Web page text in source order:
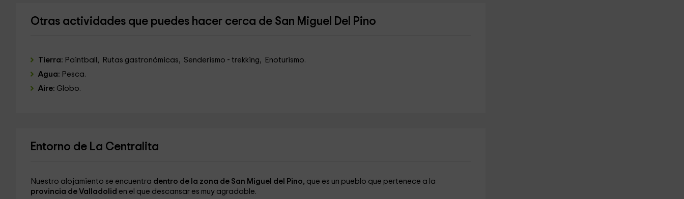
Otras actividades que puedes hacer cerca de San Miguel Del Pino
Tierra: Paintball, Rutas gastronómicas, Senderismo - trekking, Enoturismo.
Agua: Pesca.
Aire: Globo.
Entorno de La Centralita
Nuestro alojamiento se encuentra dentro de la zona de San Miguel del Pino, que es un pueblo que pertenece a la
provincia de Valladolid en el que descansar es muy agradable.